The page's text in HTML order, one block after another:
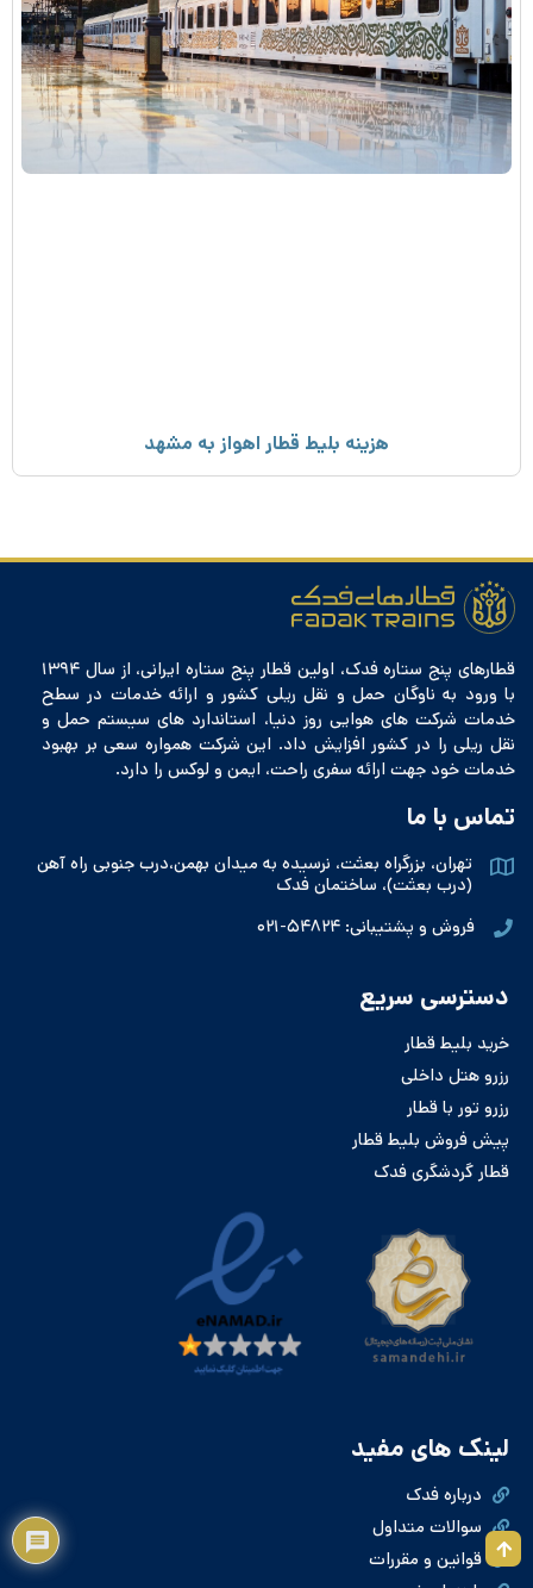
هزینه بلیط قطار اهواز به مشهد
قطارهای پنج ستاره فدک، اولین قطار پنج ستاره ایرانی، از سال ۱۳۹۴
با ورود به ناوگان حمل و نقل ریلی کشور و ارائه خدمات در سطح
خدمات شرکت های هوایی روز دنیا، استاندارد های سیستم حمل و
نقل ریلی را در کشور افزایش داد. این شرکت همواره سعی بر بهبود
خدمات خود جهت ارائه سفری راحت، ایمن و لوکس را دارد.
تماس با ما
تهران، بزرگراه بعثت، نرسیده به میدان بهمن،درب جنوبی راه آهن
(درب بعثت)، ساختمان فدک
فروش و پشتیبانی: ۵۴۸۲۴-۰۲۱
دسترسی سریع
خرید بلیط قطار
رزرو هتل داخلی
رزرو تور با قطار
پیش فروش بلیط قطار
قطار گردشگری فدک
لینک های مفید
درباره فدک
سوالات متداول
قوانین و مقررات